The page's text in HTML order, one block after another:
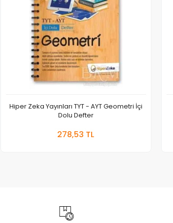
Hiper Zeka Yayınları TYT - AYT Geometri İçi
Dolu Defter
278,53 TL